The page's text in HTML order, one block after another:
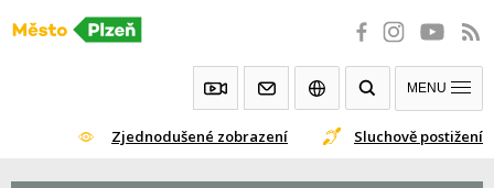
Přeskočit
Zjednodušené zobrazení Sluchově postižení
MENU